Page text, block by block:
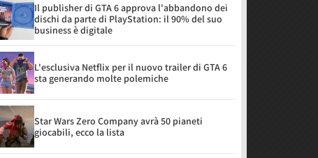
Il publisher di GTA 6 approva l'abbandono dei
dischi da parte di PlayStation: il 90% del suo
business è digitale
L'esclusiva Netflix per il nuovo trailer di GTA 6
sta generando molte polemiche
Star Wars Zero Company avrà 50 pianeti
giocabili, ecco la lista